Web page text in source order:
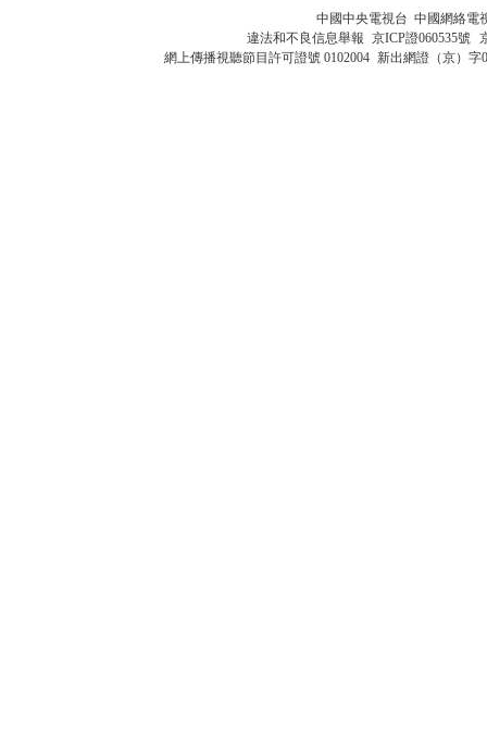
中國中央電視台 中國網絡電
違法和不良信息舉報 京ICP證060535號
網上傳播視聽節目許可證號 0102004 新出網證（京）